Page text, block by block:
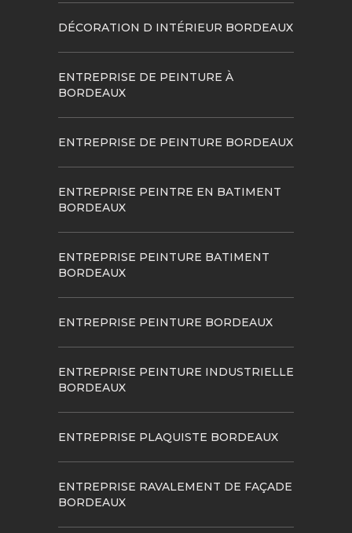
DÉCORATION D INTÉRIEUR BORDEAUX
ENTREPRISE DE PEINTURE À
BORDEAUX
ENTREPRISE DE PEINTURE BORDEAUX
ENTREPRISE PEINTRE EN BATIMENT
BORDEAUX
ENTREPRISE PEINTURE BATIMENT
BORDEAUX
ENTREPRISE PEINTURE BORDEAUX
ENTREPRISE PEINTURE INDUSTRIELLE
BORDEAUX
ENTREPRISE PLAQUISTE BORDEAUX
ENTREPRISE RAVALEMENT DE FAÇADE
BORDEAUX